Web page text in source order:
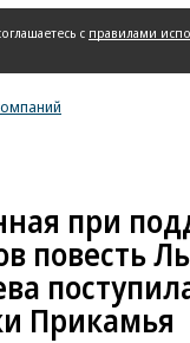
с правилами
при
повесть
Прикамья